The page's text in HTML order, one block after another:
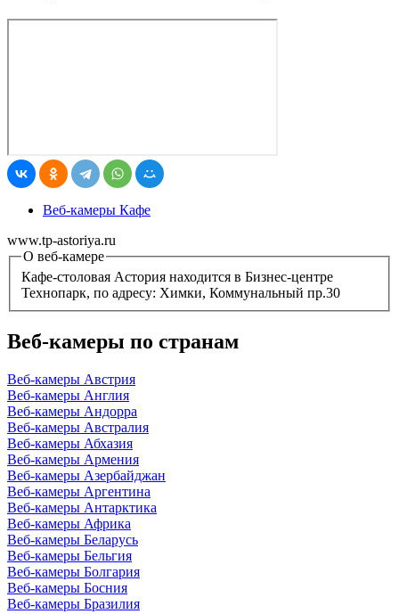
Веб-камеры Кафе
www.tp-astoriya.ru
О веб-камере
Кафе-столовая Астория находится в Бизнес-центре
Технопарк, по адресу: Химки, Коммунальный пр.30
Веб-камеры по странам
Веб-камеры Австрия
Веб-камеры Англия
Веб-камеры Андорра
Веб-камеры Австралия
Веб-камеры Абхазия
Веб-камеры Армения
Веб-камеры Азербайджан
Веб-камеры Аргентина
Веб-камеры Антарктика
Веб-камеры Африка
Веб-камеры Беларусь
Веб-камеры Бельгия
Веб-камеры Болгария
Веб-камеры Босния
Веб-камеры Бразилия